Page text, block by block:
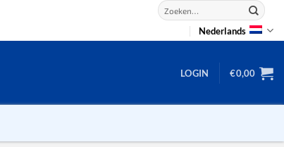
Zoeken
naar:
Nederlands
LOGIN €0,00